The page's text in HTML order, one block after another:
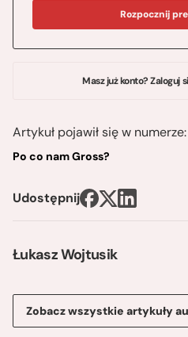
Łukasz Wojtusik
Zobacz wszystkie artykuły
Rozpocznij
Masz już konto? Zaloguj
Artykuł pojawił się w numerze:
Po co nam Gross?
Udostępnij